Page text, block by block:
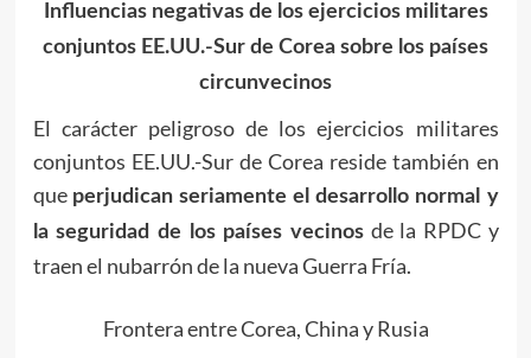
Influencias negativas de los ejercicios militares
conjuntos EE.UU.-Sur de Corea sobre los países
circunvecinos
El carácter peligroso de los ejercicios militares
conjuntos EE.UU.-Sur de Corea reside también en
que perjudican seriamente el desarrollo normal y
la seguridad de los países vecinosde la RPDC y
traen el nubarrón de la nueva Guerra Fría.
Frontera entre Corea, China y Rusia